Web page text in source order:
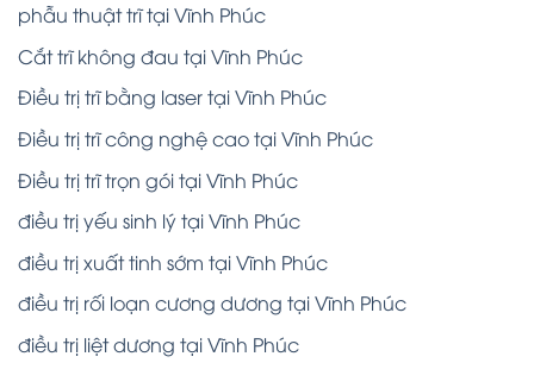
phẫu thuật trĩ tại Vĩnh Phúc
Cắt trĩ không đau tại Vĩnh Phúc
Điều trị trĩ bằng laser tại Vĩnh Phúc
Điều trị trĩ công nghệ cao tại Vĩnh Phúc
Điều trị trĩ trọn gói tại Vĩnh Phúc
điều trị yếu sinh lý tại Vĩnh Phúc
điều trị xuất tinh sớm tại Vĩnh Phúc
điều trị rối loạn cương dương tại Vĩnh Phúc
điều trị liệt dương tại Vĩnh Phúc